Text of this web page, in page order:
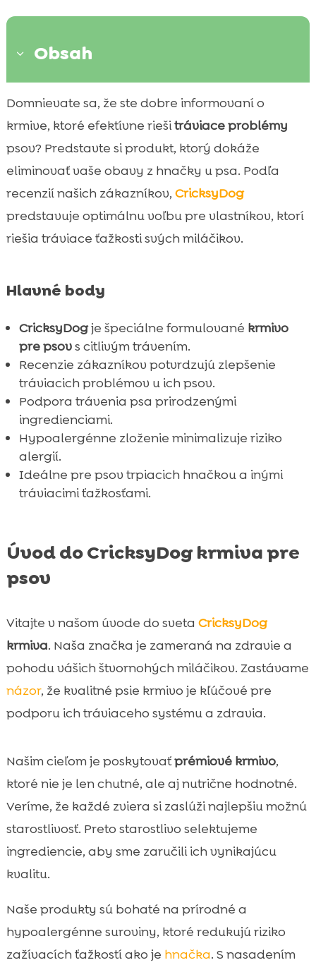
3 Obsah
 Úvod do CricksyDog krmiva pre psov
 Prečo dochádza k hnačke u psov?
 Recenzie na CricksyDog krmivo pre psov na
hnačku
Hypoalergénne krmivá CricksyDog
Význam výberu správneho krmiva pri
hnačke
Produkty pre špecifické potreby psov
 MeatLover pochúťky
podporu kĺbov
Chloé šampón a balzam na nos a laby
Mr. Easy vegánske doplnky
 Dôležitosť dentálnych tyčiniek Denty
 Ako správne kŕmiť psa s hnačkou
 Záver
FAQ
Domnievate sa, že ste dobre informovaní o
krmive, ktoré efektívne riešitráviace problémy
psov? Predstavte si produkt, ktorý dokáže
eliminovať vaše obavy z hnačky u psa. Podľa
recenzií našich zákazníkov, CricksyDog
predstavuje optimálnu voľbu pre vlastníkov, ktorí
riešia tráviace ťažkosti svých miláčikov.
Hlavné body
CricksyDogje špeciálne formulované krmivo
pre psovs citlivým trávením.
Recenzie zákazníkov potvrdzujú zlepšenie
tráviacich problémov u ich psov.
Podpora trávenia psa prirodzenými
ingredienciami.
Hypoalergénne zloženie minimalizuje riziko
alergií.
Ideálne pre psov trpiacich hnačkou a inými
tráviacimi ťažkosťami.
Úvod do CricksyDog krmiva pre
psov
Vitajte v našom úvode do sveta CricksyDog
krmiva. Naša značka je zameraná na zdravie a
pohodu vášich štvornohých miláčikov. Zastávame
názor, že kvalitné psie krmivo je kľúčové pre
podporu ich tráviaceho systému a zdravia.
Našim cieľom je poskytovaťprémiové krmivo,
ktoré nie je len chutné, ale aj nutrične hodnotné.
Veríme, že každé zviera si zaslúži najlepšiu možnú
starostlivosť. Preto starostlivo selektujeme
ingrediencie, aby sme zaručili ich vynikajúcu
kvalitu.
Naše produkty sú bohaté na prírodné a
hypoalergénne suroviny, ktoré redukujú riziko
zažívacích ťažkostí ako je hnačka. S nasadením